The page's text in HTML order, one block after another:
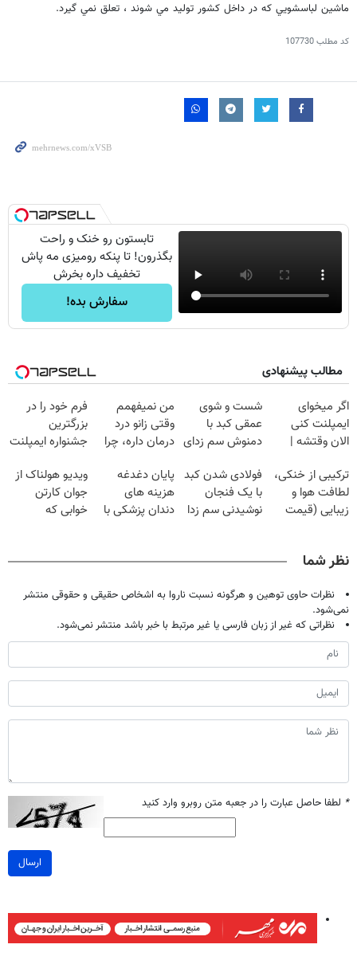
ماشين لباسشويي كه در داخل كشور توليد مي شوند ، تعلق نمي گيرد.
کد مطلب107730
تابستون رو خنک و راحت
بگذرون! تا پنکه رومیزی مه پاش
تخفیف داره بخرش
سفارش بده!
مطالب پیشنهادی
اگر میخوای
ایمپلنت کنی
الان وقتشه |
میلیون تومان!!!
شست و شوی
عمقی کبد با
دمنوش سم زدای
من نمیفهمم
وقتی زانو درد
درمان داره، چرا
تحمل میکنی؟❗
فرم خود را در
بزرگترین
جشنواره ایمپلنت
فقط ۲۵ میلیون
ترکیبی از خنکی،
لطافت هوا و
زیبایی (قیمت
فولادی شدن کبد
با یک فنجان
نوشیدنی سم زدا
پایان دغدغه
هزینه های
دندان پزشکی با
ویدیو هولناک از
جوان کارتن
خوابی که
نظر شما
نظرات حاوی توهین و هرگونه نسبت ناروا به اشخاص حقیقی و حقوقی منتشر
نمی‌شود.
نظراتی که غیر از زبان فارسی یا غیر مرتبط با خبر باشد منتشر نمی‌شود.
* لطفا حاصل عبارت را در جعبه متن روبرو وارد کنید
ارسال